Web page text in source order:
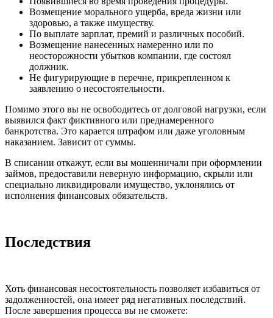
Возмещение морального ущерба, вреда жизни или
здоровью, а также имуществу.
По выплате зарплат, премий и различных пособий.
Возмещение нанесенных намеренно или по
неосторожности убытков компании, где состоял
должник.
Не фигурирующие в перечне, прикрепленном к
заявлению о несостоятельности.
Помимо этого вы не освободитесь от долговой нагрузки, если
выявился факт фиктивного или преднамеренного
банкротства. Это карается штрафом или даже уголовным
наказанием. Зависит от суммы.
В списании откажут, если вы мошенничали при оформлении
займов, предоставили неверную информацию, скрыли или
специально ликвидировали имущество, уклонялись от
исполнения финансовых обязательств.
Последствия
Хоть финансовая несостоятельность позволяет избавиться от
задолженностей, она имеет ряд негативных последствий.
После завершения процесса вы не сможете: